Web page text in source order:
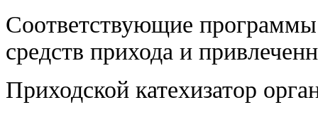
Соответствующие
средств прихода и
Приходской катехизатор